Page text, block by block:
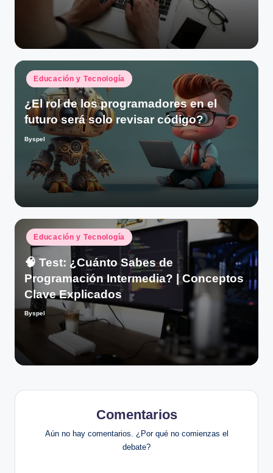
Publicado
en
Educación y Tecnología
¿El rol de los programadores en el
futuro será solo revisar código?
Publicado
Byspel
Publicado
en
Educación y Tecnología
🧠 Test: ¿Cuánto Sabes de
Programación Intermedia? | Conceptos
Clave Explicados
Publicado
Byspel
Comentarios
Aún no hay comentarios. ¿Por qué no comienzas el
debate?